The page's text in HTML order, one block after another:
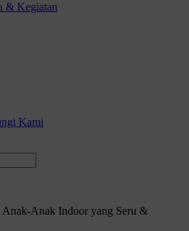
& Kegiatan
Kami
Anak-Anak Indoor yang Seru &